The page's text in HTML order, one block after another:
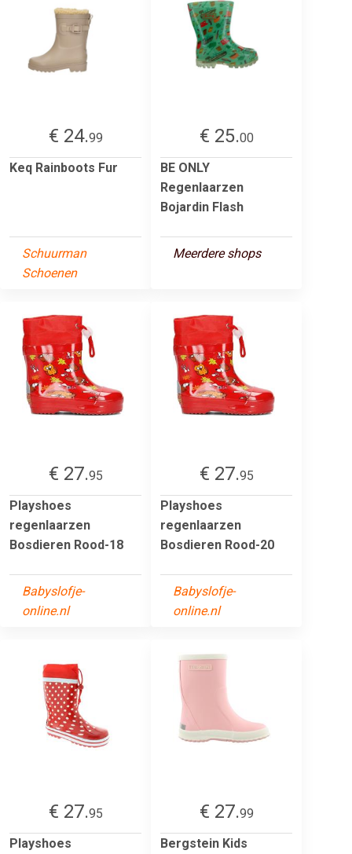
€ 24.99
Keq Rainboots Fur
Schuurman
Schoenen
€ 25.00
BE ONLY
Regenlaarzen
Bojardin Flash
Meerdere shops
€ 27.95
Playshoes
regenlaarzen
Bosdieren Rood-18
Babyslofje-
online.nl
€ 27.95
Playshoes
regenlaarzen
Bosdieren Rood-20
Babyslofje-
online.nl
€ 27.95
Playshoes
€ 27.99
Bergstein Kids